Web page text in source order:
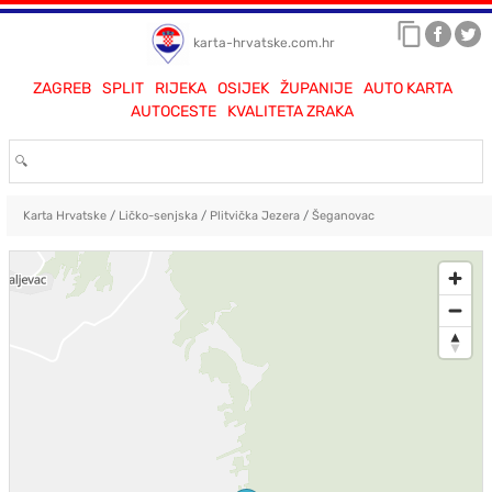
karta-hrvatske.com.hr
ZAGREB SPLIT RIJEKA OSIJEK ŽUPANIJE
AUTO KARTA
AUTOCESTE
KVALITETA ZRAKA
Karta Hrvatske/ Ličko-senjska/ Plitvička Jezera/ Šeganovac